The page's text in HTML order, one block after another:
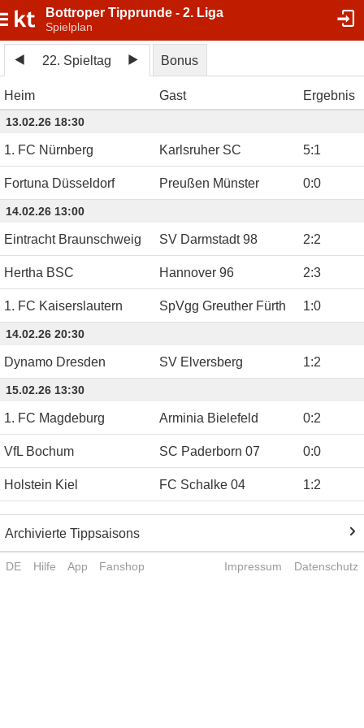
Bottroper Tipprunde - 2. Liga
Spielplan
22. Spieltag Bonus
Heim Gast Ergebnis
13.02.26 18:30
1. FC Nürnberg Karlsruher SC 5:1
Fortuna Düsseldorf Preußen Münster 0:0
14.02.26 13:00
Eintracht Braunschweig SV Darmstadt 98 2:2
Hertha BSC Hannover 96 2:3
1. FC Kaiserslautern SpVgg Greuther Fürth 1:0
14.02.26 20:30
Dynamo Dresden SV Elversberg 1:2
15.02.26 13:30
1. FC Magdeburg Arminia Bielefeld 0:2
VfL Bochum SC Paderborn 07 0:0
Holstein Kiel FC Schalke 04 1:2
Archivierte Tippsaisons
DE Hilfe App Fanshop Impressum Datenschutz